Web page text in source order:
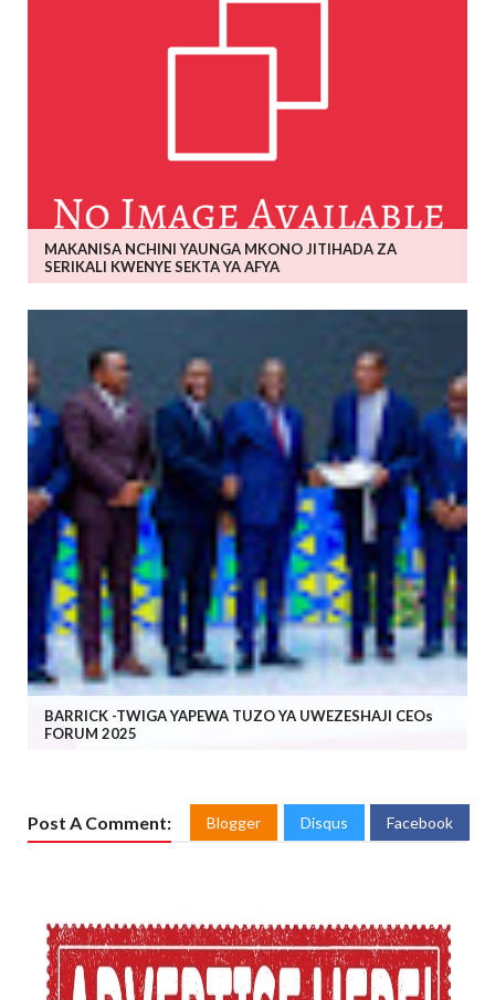
MAKANISA NCHINI YAUNGA MKONO JITIHADA ZA
SERIKALI KWENYE SEKTA YA AFYA
BARRICK -TWIGA YAPEWA TUZO YA UWEZESHAJI CEOs
FORUM 2025
Post A Comment: Blogger Disqus Facebook